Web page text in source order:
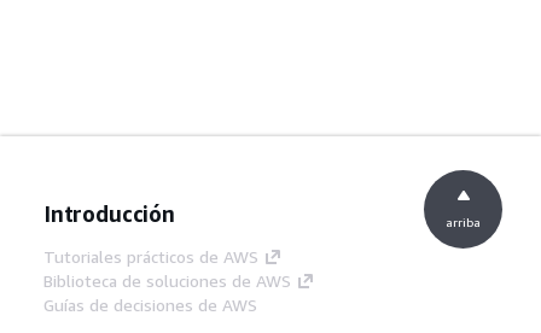
Introducción
Tutoriales prácticos de AWS
Biblioteca de soluciones de AWS
Guías de decisiones de AWS
arriba